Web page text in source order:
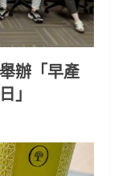
辦「早產
」